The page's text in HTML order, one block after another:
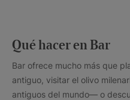
Qué hacer en Bar
Bar ofrece mucho más que
antiguo, visitar el olivo
antiguos del mundo— o